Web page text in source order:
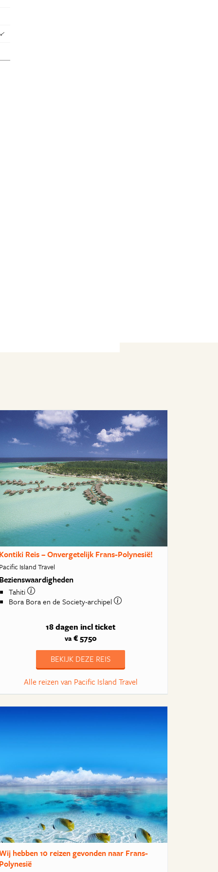
↑
Kontiki Reis – Onvergetelijk Frans-Polynesië!
Pacific Island Travel
Bezienswaardigheden
Tahiti
Bora Bora en de Society-archipel
18 dagen incl ticket
va€ 5750
BEKIJK DEZE REIS
Alle reizen van Pacific Island Travel
hebben10 reizengevonden naar Frans-
Polynesië